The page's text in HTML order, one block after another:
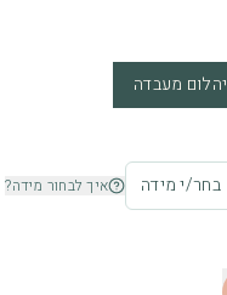
יהלום מעבדה
בחר/י מידה
איך לבחור מידה?